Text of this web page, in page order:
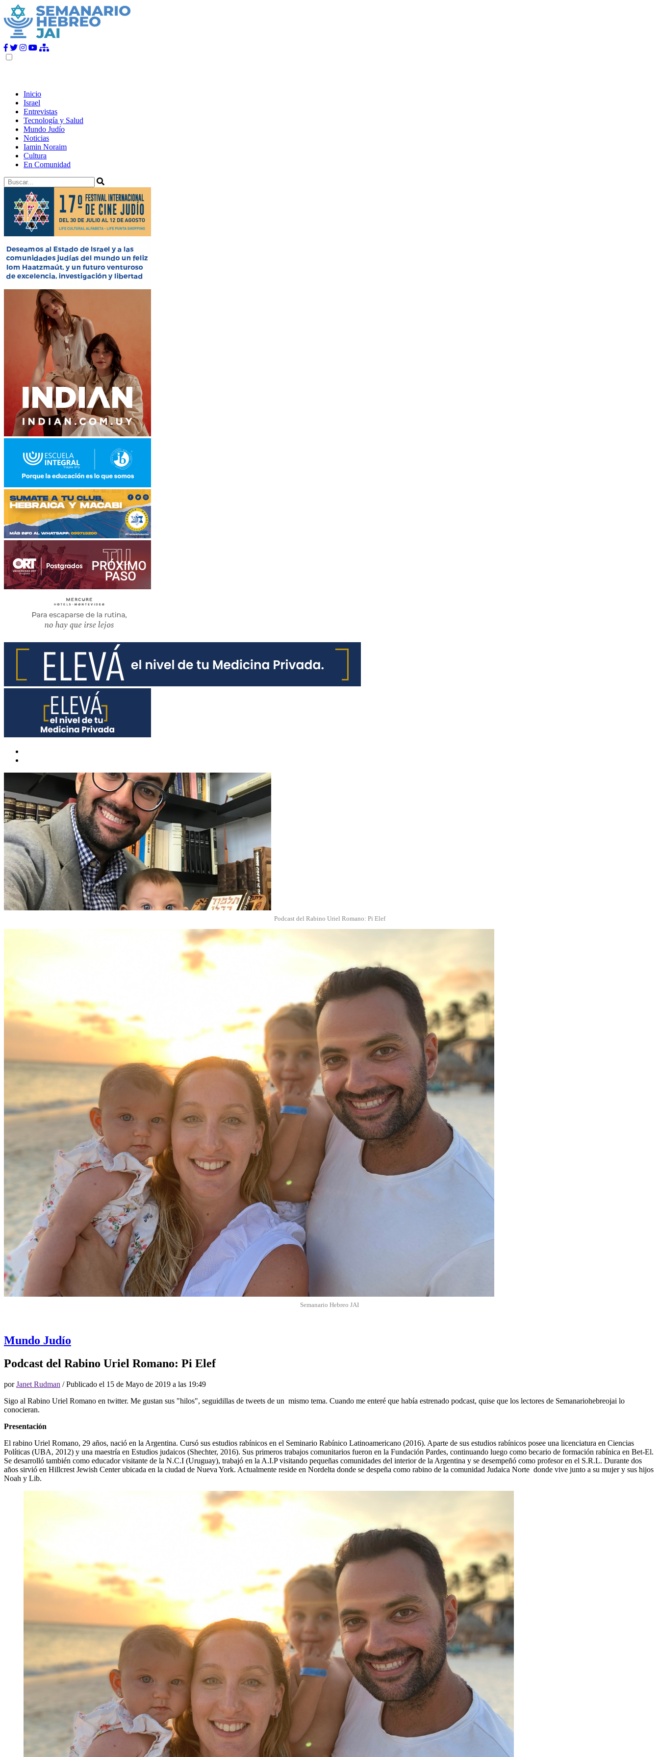
Inicio
Israel
Entrevistas
Tecnología y Salud
Mundo Judío
Noticias
Iamin Noraim
Cultura
En Comunidad
Podcast del Rabino Uriel Romano: Pi Elef
Semanario Hebreo JAI
Mundo Judío
Podcast del Rabino Uriel Romano: Pi Elef
porJanet Rudman / Publicado el 15 de Mayo de 2019 a las 19:49
Sigo al Rabino Uriel Romano en twitter. Me gustan sus "hilos", seguidillas de tweets de un mismo tema. Cuando me enteré que había estrenado podcast, quise que los lectores de Semanariohebreojai lo
conocieran.
Presentación
El rabino Uriel Romano, 29 años, nació en la Argentina. Cursó sus estudios rabínicos en el Seminario Rabínico Latinoamericano (2016). Aparte de sus estudios rabínicos posee una licenciatura en Ciencias
Políticas (UBA, 2012) y una maestría en Estudios judaicos (Shechter, 2016). Sus primeros trabajos comunitarios fueron en la Fundación Pardes, continuando luego como becario de formación rabínica en Bet-El.
Se desarrolló también como educador visitante de la N.C.I (Uruguay), trabajó en la A.I.P visitando pequeñas comunidades del interior de la Argentina y se desempeñó como profesor en el S.R.L. Durante dos
años sirvió en Hillcrest Jewish Center ubicada en la ciudad de Nueva York. Actualmente reside en Nordelta donde se despeña como rabino de la comunidad Judaica Norte donde vive junto a su mujer y sus hijos
Noah y Lib.